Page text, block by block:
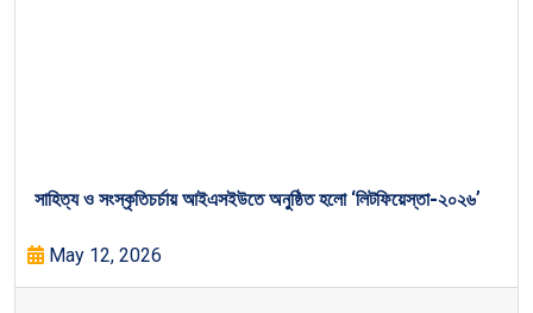
সাহিত্য ও সংস্কৃতিচর্চায় আইএসইউতে অনুষ্ঠিত হলো ‘লিটফিয়েস্তা-২০২৬’
May 12, 2026